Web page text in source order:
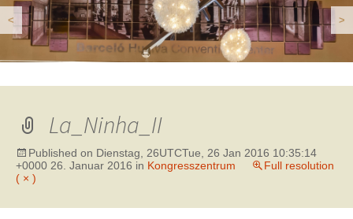
< >
La_Ninha_II
Published on Dienstag, 26UTCTue, 26 Jan 2016 10:35:14
+0000 26. Januar 2016 in Kongresszentrum
Full resolution
( × )